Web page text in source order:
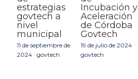
estrategias
govtech a
nivel
municipal
11 de septiembre de
2024 · govtech
Incubación y
Aceleración
de Córdoba
Govtech
19 de julio de 2024 ·
govtech